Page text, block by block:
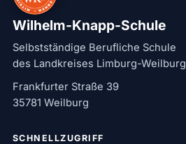
Wilhelm-Knapp-Schule
Selbstständige Berufliche Schule
des Landkreises Limburg-Weilburg
Frankfurter Straße 39
35781 Weilburg
SCHNELLZUGRIFF